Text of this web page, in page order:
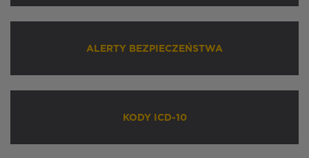
ALERTY BEZPIECZEŃSTWA
KODY ICD-10